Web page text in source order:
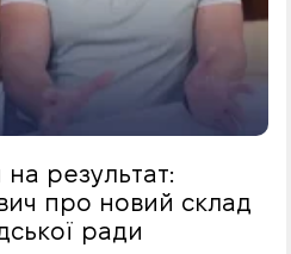
результат:
про новий склад
ради